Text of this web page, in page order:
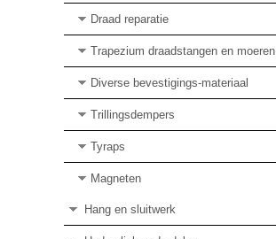
Draad reparatie
Trapezium draadstangen en moeren
Diverse bevestigings-materiaal
Trillingsdempers
Tyraps
Magneten
Hang en sluitwerk